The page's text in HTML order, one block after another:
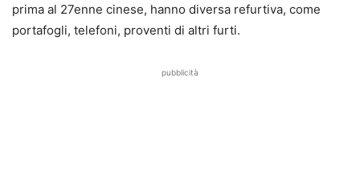
prima al 27enne cinese, hanno diversa refurtiva, come
portafogli, telefoni, proventi di altri furti.
pubblicità